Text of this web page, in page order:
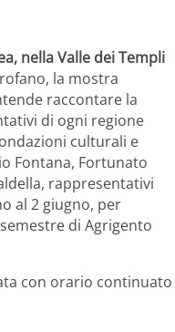
nella Valle dei Templi
la mostra
raccontare la
di ogni regione
culturali e
Fontana, Fortunato
rappresentativi
al 2 giugno, per
di Agrigento
con orario continuato